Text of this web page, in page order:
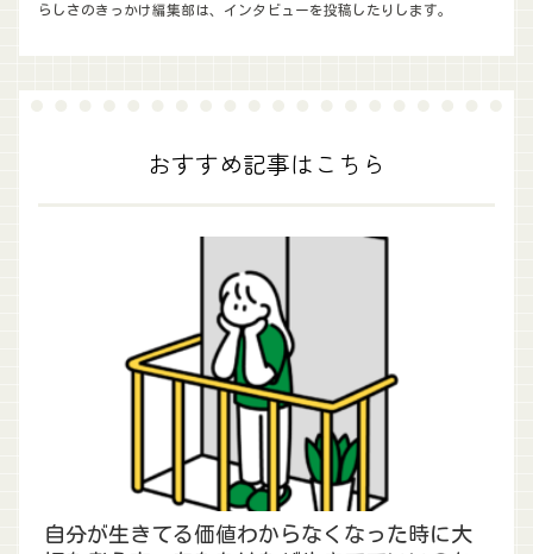
らしさのきっかけ編集部は、インタビューを投稿したりします。
おすすめ記事はこちら
自分が生きてる価値わからなくなった時に大